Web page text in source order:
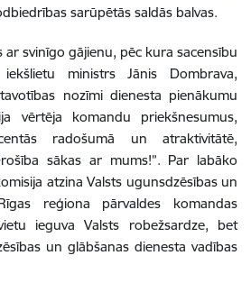
sarūpētās saldās balvas.
ar svinīgo gājienu, pēc kura sacensību
ministrs Jānis Dombrava,
nozīmi dienesta pienākumu
vērtēja komandu priekšnesumus,
radošumā un atraktivitātē,
sākas ar mums!”. Par labāko
atzina Valsts ugunsdzēsības un
reģiona pārvaldes komandas
ieguva Valsts robežsardze, bet
un glābšanas dienesta vadības